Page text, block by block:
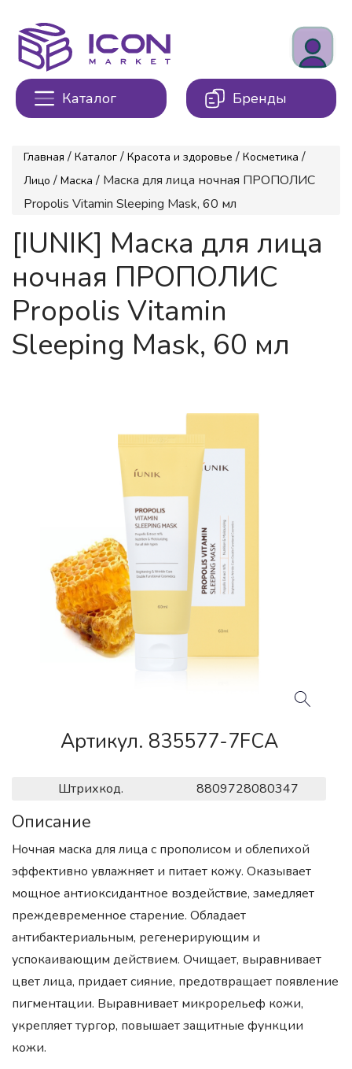
Каталог Бренды
Главная / Каталог / Красота и здоровье / Косметика /
Лицо / Маска / Маска для лица ночная ПРОПОЛИС
Propolis Vitamin Sleeping Mask, 60 мл
[IUNIK] Маска для лица
ночная ПРОПОЛИС
Propolis Vitamin
Sleeping Mask, 60 мл
Артикул. 835577-7FCA
Штрихкод. 8809728080347
Описание
Ночная маска для лица с прополисом и облепихой
эффективно увлажняет и питает кожу. Оказывает
мощное антиоксидантное воздействие, замедляет
преждевременное старение. Обладает
антибактериальным, регенерирующим и
успокаивающим действием. Очищает, выравнивает
цвет лица, придает сияние, предотвращает появление
пигментации. Выравнивает микрорельеф кожи,
укрепляет тургор, повышает защитные функции
кожи.